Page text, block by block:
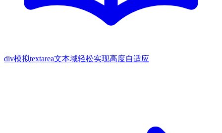
div模拟textarea文本域轻松实现高度自适应